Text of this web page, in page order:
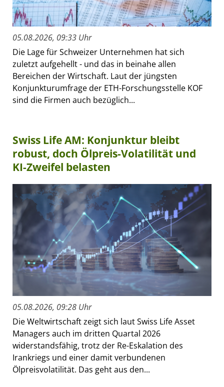
05.08.2026, 09:33 Uhr
Die Lage für Schweizer Unternehmen hat sich
zuletzt aufgehellt - und das in beinahe allen
Bereichen der Wirtschaft. Laut der jüngsten
Konjunkturumfrage der ETH-Forschungsstelle KOF
sind die Firmen auch bezüglich...
Swiss Life AM: Konjunktur bleibt
robust, doch Ölpreis-Volatilität und
KI-Zweifel belasten
05.08.2026, 09:28 Uhr
Die Weltwirtschaft zeigt sich laut Swiss Life Asset
Managers auch im dritten Quartal 2026
widerstandsfähig, trotz der Re-Eskalation des
Irankriegs und einer damit verbundenen
Ölpreisvolatilität. Das geht aus den...